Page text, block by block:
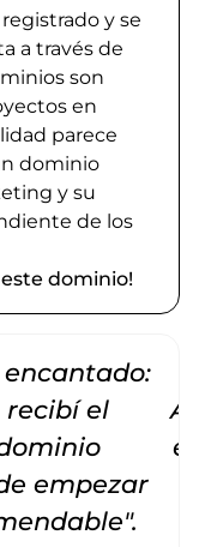
y se
a través de
son
en
parece
dominio
y su
de los
dominio!
recibí el
empezar